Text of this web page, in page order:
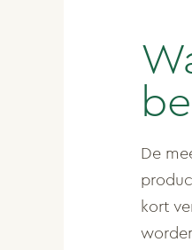
De
kort